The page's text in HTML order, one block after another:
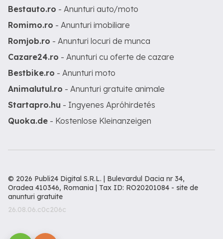
Bestauto.ro - Anunturi auto/moto
Romimo.ro - Anunturi imobiliare
Romjob.ro - Anunturi locuri de munca
Cazare24.ro - Anunturi cu oferte de cazare
Bestbike.ro - Anunturi moto
Animalutul.ro - Anunturi gratuite animale
Startapro.hu - Ingyenes Apróhirdetés
Quoka.de - Kostenlose Kleinanzeigen
© 2026 Publi24 Digital S.R.L. | Bulevardul Dacia nr 34,
Oradea 410346, Romania | Tax ID: RO20201084 - site de
anunturi gratuite
26.08.06.c0c206c